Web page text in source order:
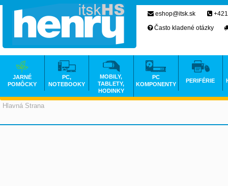
Hlavná Strana
eshop@itsk.sk
Často kladené otázky
JARNÉ
POMÔCKY
PC,
NOTEBOOKY
MOBILY,
TABLETY,
HODINKY
PC
KOMPONENTY
PERIFÉRIE